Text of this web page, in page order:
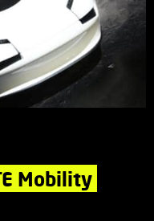
Mobility